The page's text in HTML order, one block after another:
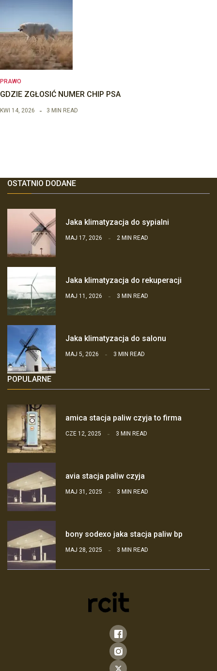
PRAWO
GDZIE ZGŁOSIĆ NUMER CHIP PSA
KWI 14, 2026 3 MIN READ
OSTATNIO DODANE
Jaka klimatyzacja do sypialni
MAJ 17, 2026 2 MIN READ
Jaka klimatyzacja do rekuperacji
MAJ 11, 2026 3 MIN READ
Jaka klimatyzacja do salonu
MAJ 5, 2026 3 MIN READ
POPULARNE
amica stacja paliw czyja to firma
CZE 12, 2025 3 MIN READ
avia stacja paliw czyja
MAJ 31, 2025 3 MIN READ
bony sodexo jaka stacja paliw bp
MAJ 28, 2025 3 MIN READ